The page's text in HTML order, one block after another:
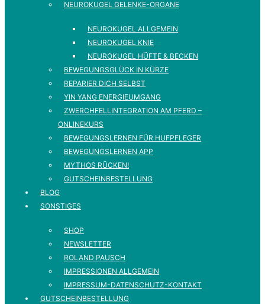
NEUROKUGEL GELENKE-ORGANE
NEUROKUGEL ALLGEMEIN
NEUROKUGEL KNIE
NEUROKUGEL HÜFTE & BECKEN
BEWEGUNGSGLÜCK IN KÜRZE
REPARIER DICH SELBST
YIN YANG ENERGIEUMGANG
ZWERCHFELLINTEGRATION AM PFERD –
ONLINEKURS
BEWEGUNGSLERNEN FÜR HUFPFLEGER
BEWEGUNGSLERNEN APP
MYTHOS RÜCKEN!
GUTSCHEINBESTELLUNG
BLOG
SONSTIGES
SHOP
NEWSLETTER
ROLAND PAUSCH
IMPRESSIONEN ALLGEMEIN
IMPRESSUM-DATENSCHUTZ-KONTAKT
GUTSCHEINBESTELLUNG